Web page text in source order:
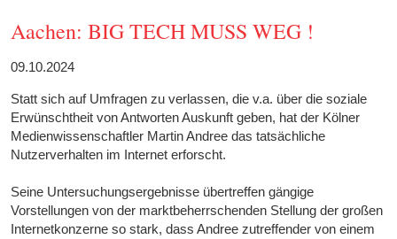
Aachen: BIG TECH MUSS WEG !
09.10.2024
Statt sich auf Umfragen zu verlassen, die v.a. über die soziale
Erwünschtheit von Antworten Auskunft geben, hat der Kölner
Medienwissenschaftler Martin Andree das tatsächliche
Nutzerverhalten im Internet erforscht.
Seine Untersuchungsergebnisse übertreffen gängige
Vorstellungen von der marktbeherrschenden Stellung der großen
Internetkonzerne so stark, dass Andree zutreffender von einem